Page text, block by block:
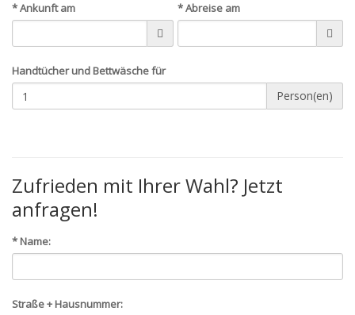
* Ankunft am * Abreise am
Handtücher und Bettwäsche für
Person(en)
Zufrieden mit Ihrer Wahl? Jetzt
anfragen!
* Name:
Straße + Hausnummer: